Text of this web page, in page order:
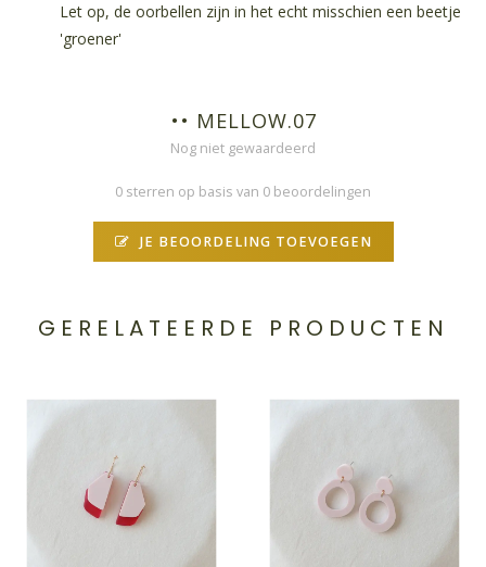
Let op, de oorbellen zijn in het echt misschien een beetje
'groener'
•• MELLOW.07
Nog niet gewaardeerd
0 sterren op basis van 0 beoordelingen
JE BEOORDELING TOEVOEGEN
GERELATEERDE PRODUCTEN